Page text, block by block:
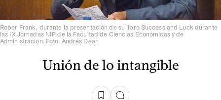
Rober Frank, durante la presentación de su libro Success and Luck durante
las IX Jornadas NIP de la Facultad de Ciencias Económicas y de
Administración. Foto: Andrés Dean
Unión de lo intangible